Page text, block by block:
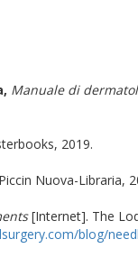
Manuale di
2019.
Nuova-Libraria,
[Internet]. The
blog/